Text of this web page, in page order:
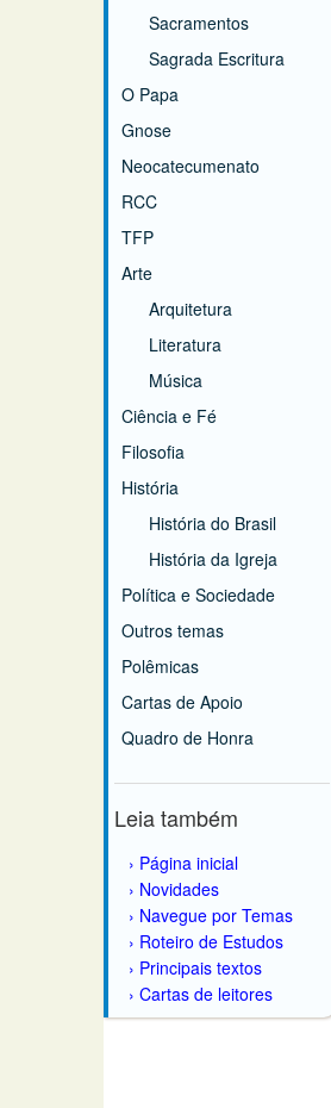
Sacramentos
Sagrada Escritura
O Papa
Gnose
Neocatecumenato
RCC
TFP
Arte
Arquitetura
Literatura
Música
Ciência e Fé
Filosofia
História
História do Brasil
História da Igreja
Política e Sociedade
Outros temas
Polêmicas
Cartas de Apoio
Quadro de Honra
Leia também
Página inicial
Novidades
Navegue por Temas
Roteiro de Estudos
Principais textos
Cartas de leitores